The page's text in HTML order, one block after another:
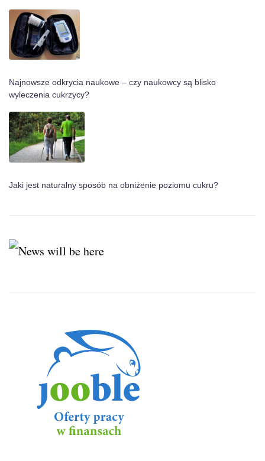
Najnowsze odkrycia naukowe – czy naukowcy są blisko
wyleczenia cukrzycy?
Jaki jest naturalny sposób na obniżenie poziomu cukru?